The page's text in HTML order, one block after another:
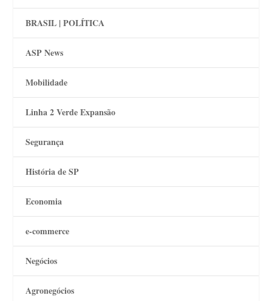
BRASIL | POLÍTICA
ASP News
Mobilidade
Linha 2 Verde Expansão
Segurança
História de SP
Economia
e-commerce
Negócios
Agronegócios